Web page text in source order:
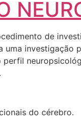
de
uma
do cérebro.